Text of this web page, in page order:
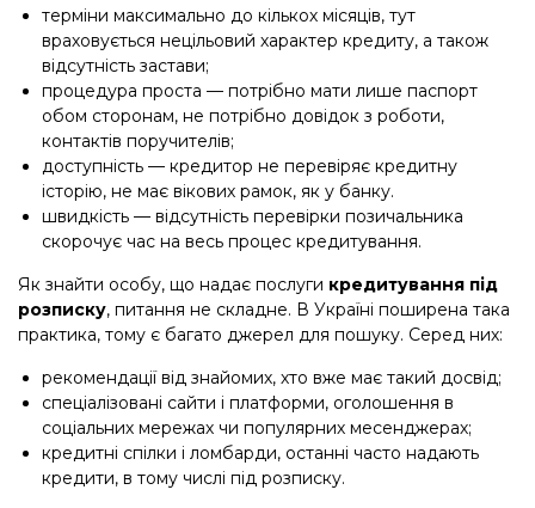
терміни максимально до кількох місяців, тут
враховується нецільовий характер кредиту, а також
відсутність застави;
процедура проста — потрібно мати лише паспорт
обом сторонам, не потрібно довідок з роботи,
контактів поручителів;
доступність — кредитор не перевіряє кредитну
історію, не має вікових рамок, як у банку.
швидкість — відсутність перевірки позичальника
скорочує час на весь процес кредитування.
Як знайти особу, що надає послуги кредитування під
розписку, питання не складне. В Україні поширена така
практика, тому є багато джерел для пошуку. Серед них:
рекомендації від знайомих, хто вже має такий досвід;
спеціалізовані сайти і платформи, оголошення в
соціальних мережах чи популярних месенджерах;
кредитні спілки і ломбарди, останні часто надають
кредити, в тому числі під розписку.